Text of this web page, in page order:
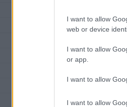
I want to allow
web or device
I want to allow
or app.
I want to allow
I want to allow